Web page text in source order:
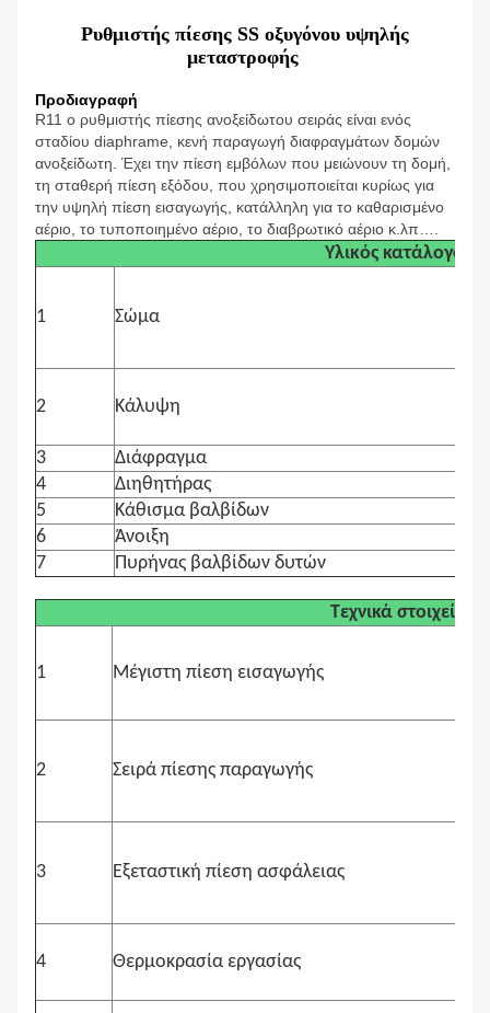
Ρυθμιστής πίεσης SS οξυγόνου υψηλής
μεταστροφής
Προδιαγραφή
R11 ο ρυθμιστής πίεσης ανοξείδωτου σειράς είναι ενός
σταδίου diaphrame, κενή παραγωγή διαφραγμάτων δομών
ανοξείδωτη. Έχει την πίεση εμβόλων που μειώνουν τη δομή,
τη σταθερή πίεση εξόδου, που χρησιμοποιείται κυρίως για
την υψηλή πίεση εισαγωγής, κατάλληλη για το καθαρισμένο
αέριο, το τυποποιημένο αέριο, το διαβρωτικό αέριο κ.λπ….
Υλικός κατάλογος
1 Σώμα
2 Κάλυψη
3
Διάφραγμα
4
Διηθητήρας
5
Κάθισμα βαλβίδων
6
Άνοιξη
7
Πυρήνας βαλβίδων δυτών
Τεχνικά στοιχεία
1 Μέγιστη πίεση εισαγωγής
2 Σειρά πίεσης παραγωγής
3 Εξεταστική πίεση ασφάλειας
4 Θερμοκρασία εργασίας